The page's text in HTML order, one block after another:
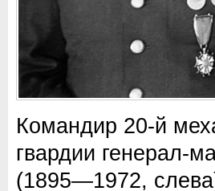
Командир 20-й
гвардии генерал-
(1895—1972,